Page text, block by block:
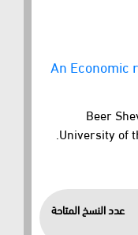
An
المتاحة